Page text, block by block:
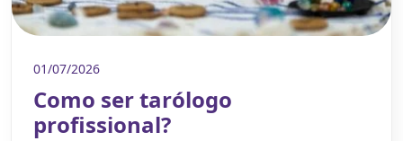
01/07/2026
Como ser tarólogo
profissional?